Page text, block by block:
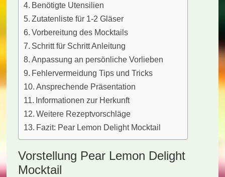
Benötigte Utensilien
Zutatenliste für 1-2 Gläser
Vorbereitung des Mocktails
Schritt für Schritt Anleitung
Anpassung an persönliche Vorlieben
Fehlervermeidung Tips und Tricks
Ansprechende Präsentation
Informationen zur Herkunft
Weitere Rezeptvorschläge
Fazit: Pear Lemon Delight Mocktail
Vorstellung Pear Lemon Delight
Mocktail